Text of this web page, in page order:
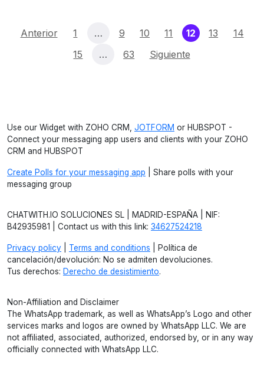
Anterior 1 … 9 10 11 12(current)
13
14
15
… 63 Siguiente
Use our Widget with ZOHO CRM, JOTFORM or HUBSPOT -
Connect your messaging app users and clients with your ZOHO
CRM and HUBSPOT
Create Polls for your messaging app | Share polls with your
messaging group
CHATWITH.IO SOLUCIONES SL | MADRID-ESPAÑA | NIF:
B42935981 | Contact us with this link: 34627524218
Privacy policy Terms and conditions | Política de
cancelación/devolución: No se admiten devoluciones.
Tus derechos: Derecho de desistimiento.
Non-Affiliation and Disclaimer
The WhatsApp trademark, as well as WhatsApp’s Logo and other
services marks and logos are owned by WhatsApp LLC. We are
not affiliated, associated, authorized, endorsed by, or in any way
officially connected with WhatsApp LLC.